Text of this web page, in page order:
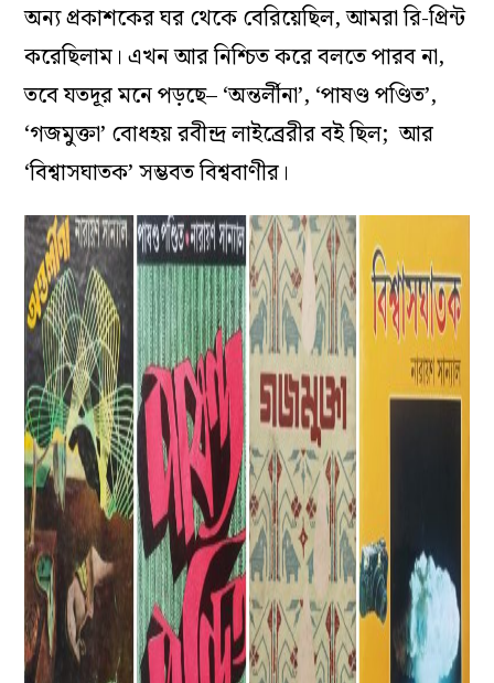
অন্য প্রকাশকের ঘর থেকে বেরিয়েছিল, আমরা রি-প্রিন্ট
করেছিলাম। এখন আর নিশ্চিত করে বলতে পারব না,
তবে যতদূর মনে পড়ছে– ‘অন্তর্লীনা’, ‘পাষণ্ড পণ্ডিত’,
‘গজমুক্তা’ বোধহয় রবীন্দ্র লাইব্রেরীর বই ছিল; আর
‘বিশ্বাসঘাতক’ সম্ভবত বিশ্ববাণীর।